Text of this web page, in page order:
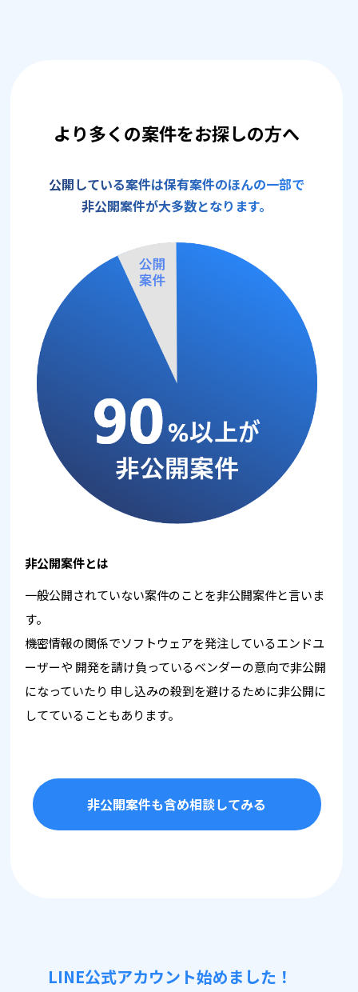
より多くの案件をお探しの方へ
公開している案件は保有案件のほんの一部で
非公開案件が大多数となります。
非公開案件とは
一般公開されていない案件のことを非公開案件と言いま
す。
機密情報の関係でソフトウェアを発注しているエンドユ
ーザーや 開発を請け負っているベンダーの意向で非公開
になっていたり 申し込みの殺到を避けるために非公開に
してていることもあります。
非公開案件も含め相談してみる
LINE公式アカウント始めました！